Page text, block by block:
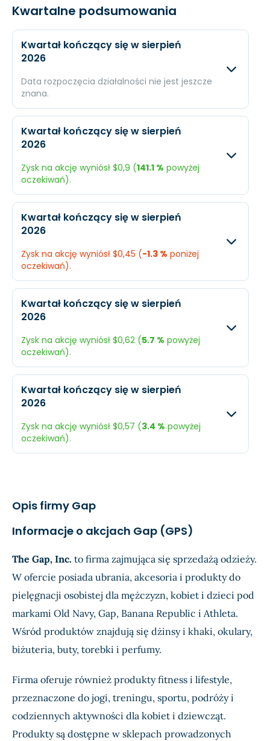
EPS $1,82
Oczekiwany
Przychody $15,74 mld.
EPS
Kwartalne podsumowania
Kwartał kończący się w sierpień
2026
Data rozpoczęcia działalności nie jest jeszcze
znana.
Przychody
Dochód $307,2 mln.
EPS $0,81 N/A
Kwartał kończący się w sierpień
2026
Zysk na akcję wyniósł $0,9 (141.1 % powyżej
oczekiwań).
Przychody
Dochód $141,1 mln.
EPS $0,37 $0,9
Kwartał kończący się w sierpień
2026
Zysk na akcję wyniósł $0,45 (-1.3 % poniżej
oczekiwań).
Przychody
Dochód $172,4 mln.
EPS $0,46
Kwartał kończący się w sierpień
2026
Zysk na akcję wyniósł $0,62 (5.7 % powyżej
oczekiwań).
Przychody
Dochód $221,8 mln.
Kwartał kończący się w sierpień
2026
Zysk na akcję wyniósł $0,57 (3.4 % powyżej
oczekiwań).
Opis firmy Gap
Informacje o akcjach Gap (GPS)
The Gap, Inc. to firma zajmująca się sprzedażą odzieży.
W ofercie posiada ubrania, akcesoria i produkty do
pielęgnacji osobistej dla mężczyzn, kobiet i dzieci pod
markami Old Navy, Gap, Banana Republic i Athleta.
Wśród produktów znajdują się dżinsy i khaki, okulary,
biżuteria, buty, torebki i perfumy.
Firma oferuje również produkty fitness i lifestyle,
przeznaczone do jogi, treningu, sportu, podróży i
codziennych aktywności dla kobiet i dziewcząt.
Produkty są dostępne w sklepach prowadzonych